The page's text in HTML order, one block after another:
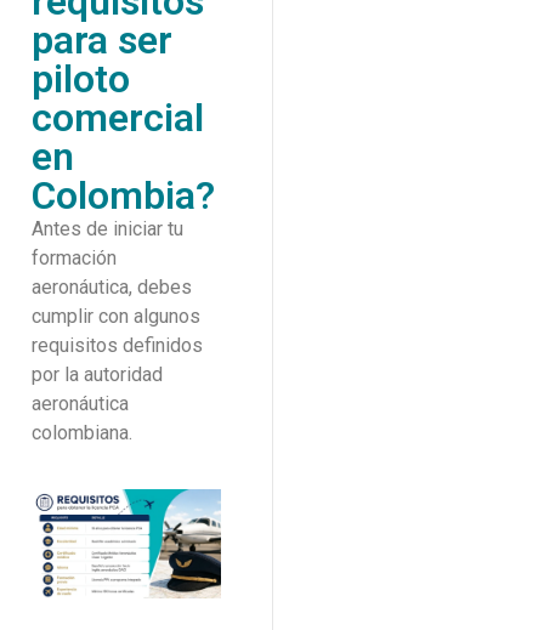
para ser
piloto
comercial
en
Colombia?
Antes de iniciar tu
formación
aeronáutica, debes
cumplir con algunos
requisitos definidos
por la autoridad
aeronáutica
colombiana.